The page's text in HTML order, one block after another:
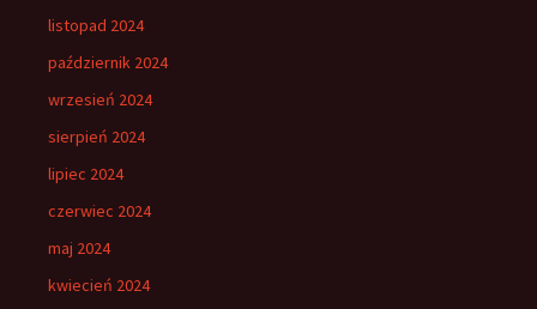
listopad 2024
październik 2024
wrzesień 2024
sierpień 2024
lipiec 2024
czerwiec 2024
maj 2024
kwiecień 2024